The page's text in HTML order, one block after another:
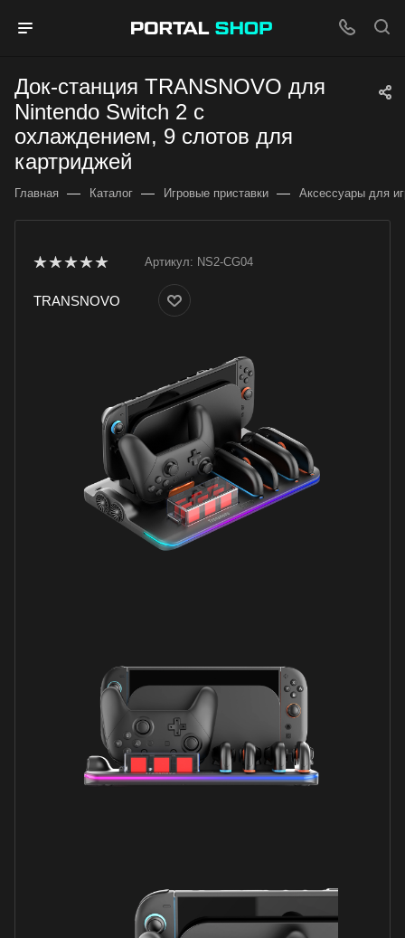
Док-станция TRANSNOVO для
Nintendo Switch 2 с
охлаждением, 9 слотов для
картриджей
Главная — Каталог — Игровые приставки — Аксессуары для
Артикул: NS2-CG04
TRANSNOVO